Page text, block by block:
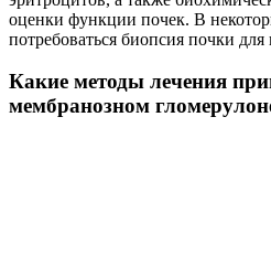
оценки функции почек. В
потребоваться биопсия почки
Какие методы лечения
мембранозном